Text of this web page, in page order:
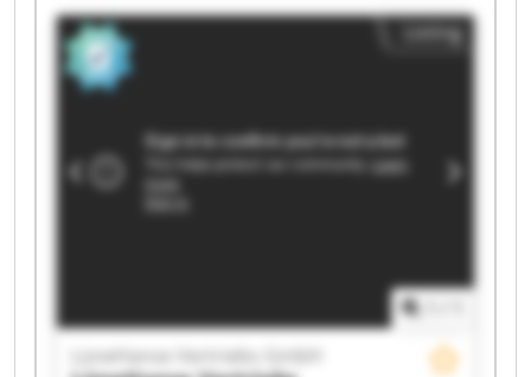
LüneHanse Vertriebs GmbH LüneHanse
Vertriebs GmbH LüneHanse Vertriebs GmbH
LüneHanse Vertriebs GmbH LüneHanse
Vertriebs GmbH LüneHanse Vertriebs GmbH
Vertriebs GmbH LüneHanse Vertriebs GmbH
LüneHanse Vertriebs GmbH LüneHanse
Vertriebs GmbH LüneHanse Vertriebs GmbH
LüneHanse Vertriebs GmbH LüneHanse
Listing
LüneHanse Vertriebs GmbH